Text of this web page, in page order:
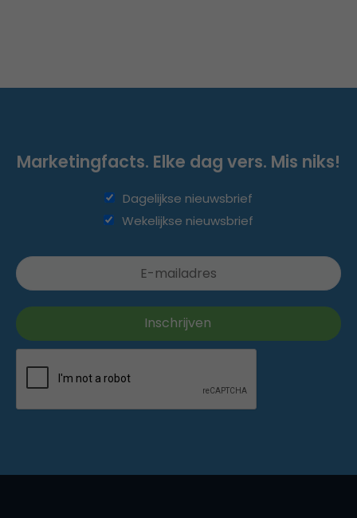
Marketingfacts. Elke dag vers. Mis niks!
Dagelijkse nieuwsbrief
Wekelijkse nieuwsbrief